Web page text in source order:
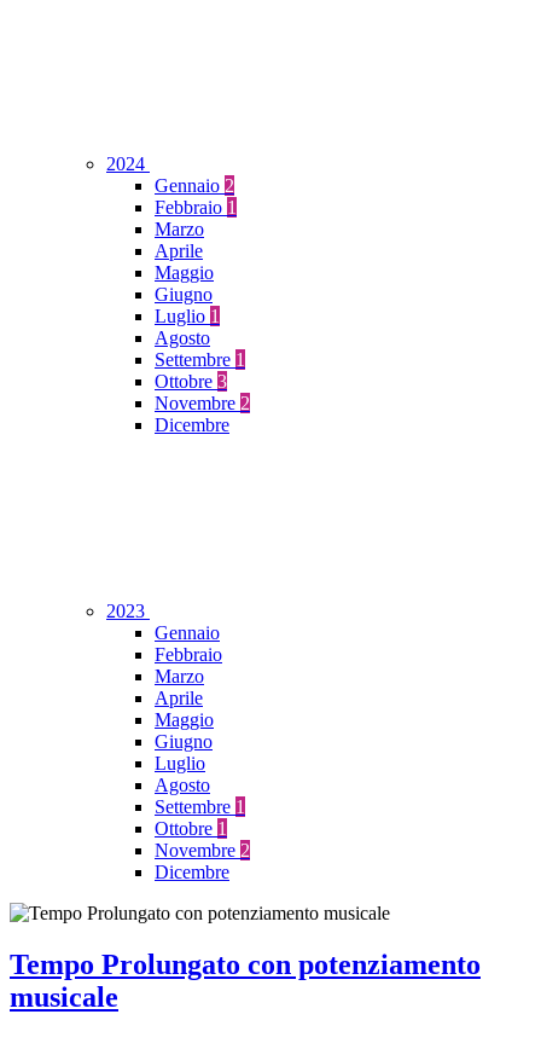
2024
Gennaio 2
Febbraio 1
Marzo
Aprile
Maggio
Giugno
Luglio 1
Agosto
Settembre 1
Ottobre 3
Novembre 2
Dicembre
2023
Gennaio
Febbraio
Marzo
Aprile
Maggio
Giugno
Luglio
Agosto
Settembre 1
Ottobre 1
Novembre 2
Dicembre
Tempo Prolungato con potenziamento
musicale